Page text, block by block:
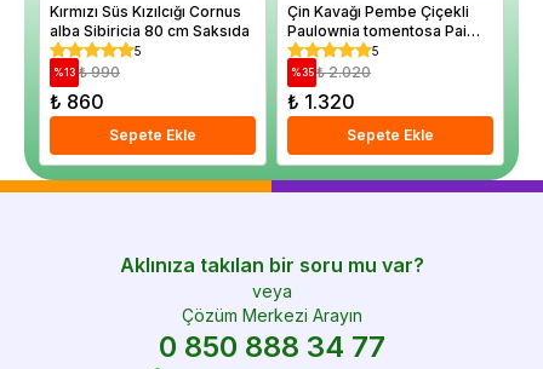
Kırmızı Süs Kızılcığı Cornus
alba Sibiricia 80 cm Saksıda
5
%13 ₺ 990
₺ 860
Sepete Ekle
Çin Kavağı Pembe Çiçekli
Paulownia tomentosa Pai
Pembe Pavlonya 120 cm
Saksıda
5
%35 ₺ 2.020
₺ 1.320
Sepete Ekle
Aklınıza takılan bir soru mu var?
veya
Çözüm Merkezi Arayın
0 850 888 34 77